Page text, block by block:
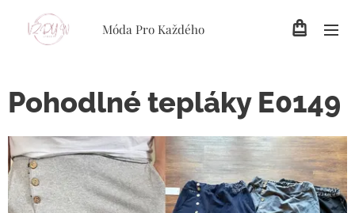
Móda Pro Každého
Pohodlné tepláky E0149